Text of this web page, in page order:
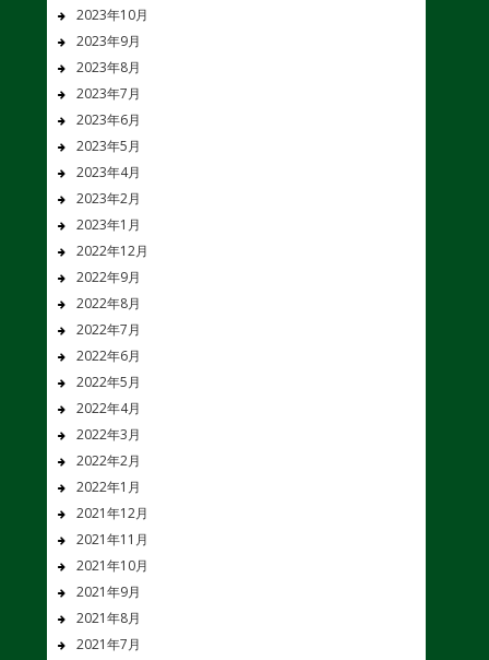
2023年10月
2023年9月
2023年8月
2023年7月
2023年6月
2023年5月
2023年4月
2023年2月
2023年1月
2022年12月
2022年9月
2022年8月
2022年7月
2022年6月
2022年5月
2022年4月
2022年3月
2022年2月
2022年1月
2021年12月
2021年11月
2021年10月
2021年9月
2021年8月
2021年7月